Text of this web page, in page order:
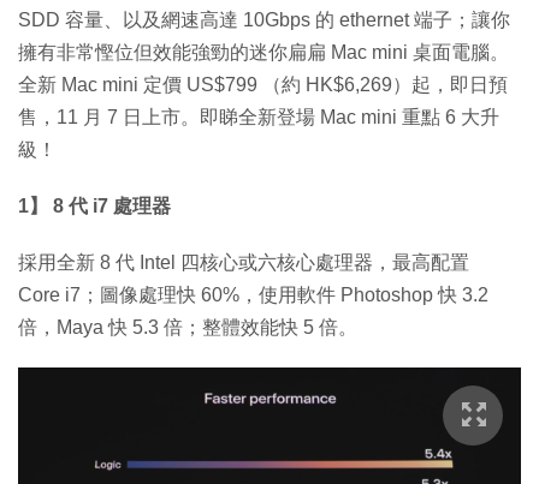
SDD 容量、以及網速高達 10Gbps 的 ethernet 端子；讓你
擁有非常慳位但效能強勁的迷你扁扁 Mac mini 桌面電腦。
全新 Mac mini 定價 US$799 （約 HK$6,269）起，即日預
售，11 月 7 日上市。即睇全新登場 Mac mini 重點 6 大升
級！
1】 8 代 i7 處理器
採用全新 8 代 Intel 四核心或六核心處理器，最高配置
Core i7；圖像處理快 60%，使用軟件 Photoshop 快 3.2
倍，Maya 快 5.3 倍；整體效能快 5 倍。